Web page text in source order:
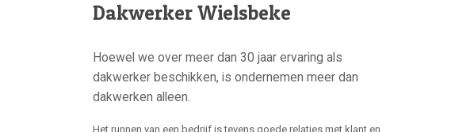
Dakwerker Wielsbeke
Hoewel we over meer dan 30 jaar ervaring als
dakwerker beschikken, is ondernemen meer dan
dakwerken alleen.
Het runnen van een bedrijf is tevens goede relaties met klant en